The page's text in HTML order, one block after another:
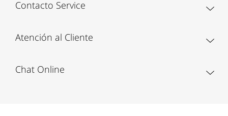
Contacto Service
Atención al Cliente
Chat Online